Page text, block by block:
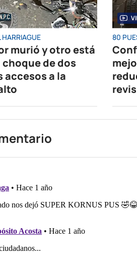
HARRIAGUE
murió y otro está
de dos
accesos a la
80